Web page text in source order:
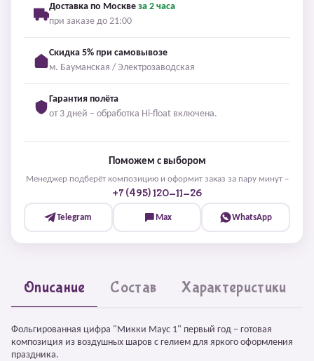
Доставка по Москве за 2 часа
при заказе до 21:00
Скидка 5% при самовывозе
м. Бауманская / Электрозаводская
Гарантия полёта
от 3 дней – обработка Hi-float включена.
Поможем с выбором
Менеджер подберёт композицию и оформит заказ за пару минут –
+7 (495) 120-11-26
Telegram Max WhatsApp
Описание Состав Характеристики
Фольгированная цифра "Микки Маус 1" первый год – готовая
композиция из воздушных шаров с гелием для яркого оформления
праздника.